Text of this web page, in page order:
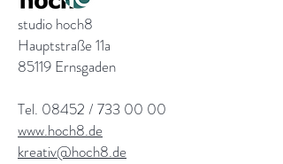
studio hoch8
Hauptstraße 11a
85119 Ernsgaden
Tel. 08452 / 733 00 00
www.hoch8.de
kreativ@hoch8.de